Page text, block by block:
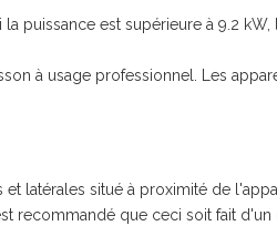
puissance est supérieure à 9.2
à usage professionnel. Les
latérales situé à proximité de
que ceci soit fait